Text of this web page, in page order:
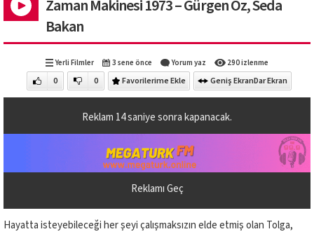
Zaman Makinesi 1973 – Gürgen Öz, Seda
Bakan
Yerli Filmler 3 sene önce Yorum yaz 290 izlenme
0 0 Favorilerime Ekle Geniş EkranDar Ekran
Reklam 14saniye sonra kapanacak.
Reklamı Geç
Hayatta isteyebileceği her şeyi çalışmaksızın elde etmiş olan Tolga,